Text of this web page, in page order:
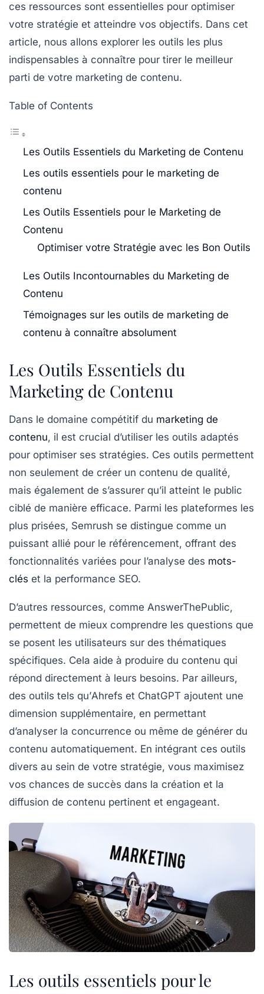
ces ressources sont essentielles pour optimiser
votre stratégie et atteindre vos objectifs. Dans cet
article, nous allons explorer les outils les plus
indispensables à connaître pour tirer le meilleur
parti de votre marketing de contenu.
Table of Contents
Les Outils Essentiels du Marketing de Contenu
Les outils essentiels pour le marketing de
contenu
Les Outils Essentiels pour le Marketing de
Contenu
Optimiser votre Stratégie avec les Bon Outils
Les Outils Incontournables du Marketing de
Contenu
Témoignages sur les outils de marketing de
contenu à connaître absolument
Les Outils Essentiels du
Marketing de Contenu
Dans le domaine compétitif du marketing de
contenu, il est crucial d’utiliser les outils adaptés
pour optimiser ses stratégies. Ces outils permettent
non seulement de créer un contenu de qualité,
mais également de s’assurer qu’il atteint le public
ciblé de manière efficace. Parmi les plateformes les
plus prisées, Semrush se distingue comme un
puissant allié pour le référencement, offrant des
fonctionnalités variées pour l’analyse des mots-
clés et la performance SEO.
D’autres ressources, comme AnswerThePublic,
permettent de mieux comprendre les questions que
se posent les utilisateurs sur des thématiques
spécifiques. Cela aide à produire du contenu qui
répond directement à leurs besoins. Par ailleurs,
des outils tels qu’Ahrefs et ChatGPT ajoutent une
dimension supplémentaire, en permettant
d’analyser la concurrence ou même de générer du
contenu automatiquement. En intégrant ces outils
divers au sein de votre stratégie, vous maximisez
vos chances de succès dans la création et la
diffusion de contenu pertinent et engageant.
Les outils essentiels pour le